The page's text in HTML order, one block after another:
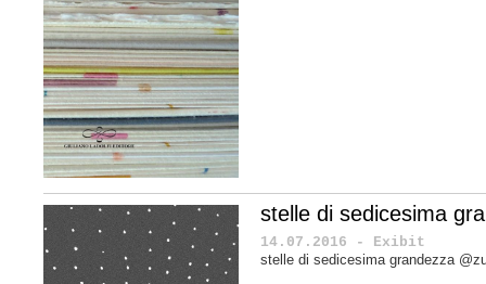
stelle di sedicesima
14.07.2016 - Exibit
stelle di sedicesima grandezza